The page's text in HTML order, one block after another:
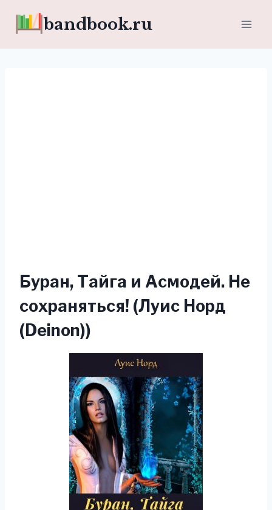
bandbook.ru
Буран, Тайга и Асмодей. Не
сохраняться! (Луис Норд
(Deinon))